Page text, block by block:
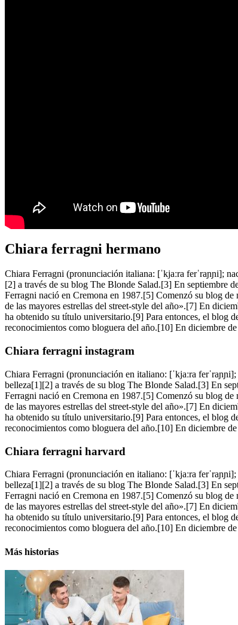
Chiara ferragni hermano
Chiara Ferragni (pronunciación italiana: [ˈkjaːra ferˈraɲɲi];
[2] a través de su blog The Blonde Salad.[3] En septiembre
Ferragni nació en Cremona en 1987.[5] Comenzó su blog
de las mayores estrellas del street-style del año».[7] En
ha obtenido su título universitario.[9] Para entonces, el blog
reconocimientos como bloguera del año.[10] En diciembre
Chiara ferragni instagram
Chiara Ferragni (pronunciación en italiano: [ˈkjaːra
belleza[1][2] a través de su blog The Blonde Salad.[3] En
Ferragni nació en Cremona en 1987.[5] Comenzó su blog
de las mayores estrellas del street-style del año».[7] En
ha obtenido su título universitario.[9] Para entonces, el blog
reconocimientos como bloguera del año.[10] En diciembre
Chiara ferragni harvard
Chiara Ferragni (pronunciación en italiano: [ˈkjaːra
belleza[1][2] a través de su blog The Blonde Salad.[3] En
Ferragni nació en Cremona en 1987.[5] Comenzó su blog
de las mayores estrellas del street-style del año».[7] En
ha obtenido su título universitario.[9] Para entonces, el blog
reconocimientos como bloguera del año.[10] En diciembre
Más historias